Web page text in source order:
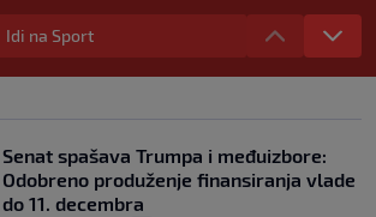
NOGOMET|7. aug.
UEFA pokreće istragu: Je li Infantino
7. aug.
Idi na Sport
Senat spašava Trumpa i međuizbore:
Odobreno produženje finansiranja vlade
do 11. decembra